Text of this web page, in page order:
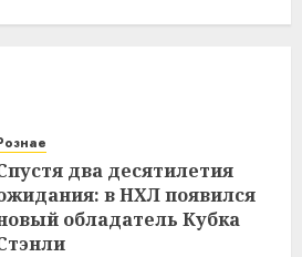
два десятилетия
в НХЛ появился
обладатель Кубка